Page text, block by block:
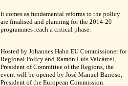
It comes as fundamental reforms to the policy
are finalised and planning for the 2014-20
programmes reach a critical phase.
Hosted by Johannes Hahn EU Commissioner for
Regional Policy and Ramón Luis Valcárcel,
President of Committee of the Regions, the
event will be opened by José Manuel Barroso,
President of the European Commission.